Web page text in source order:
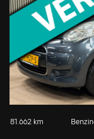
81.662 km